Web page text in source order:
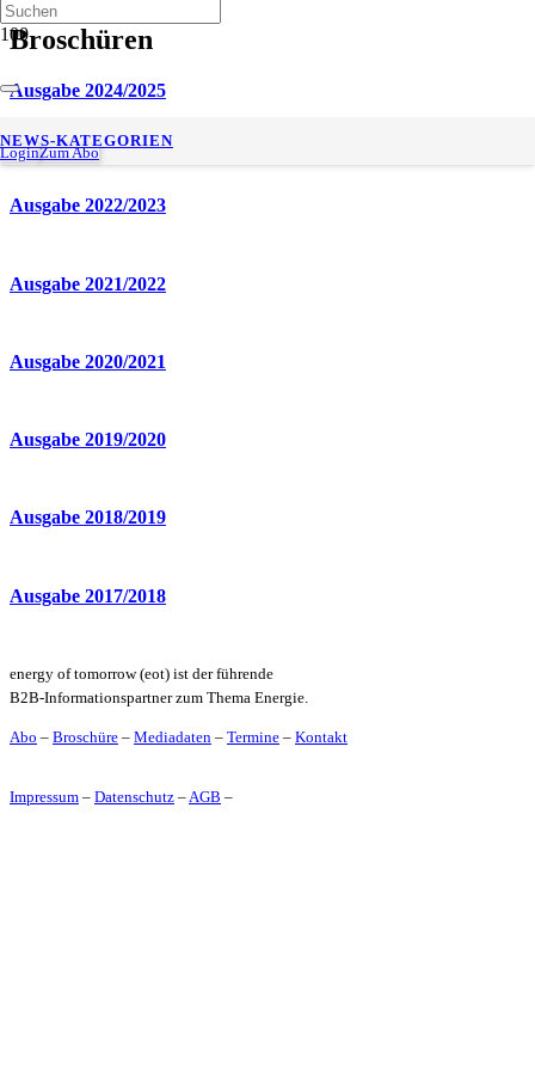
LoginZum Abo
NEWS-KATEGORIEN
Broschüren
Ausgabe 2024/2025
Ausgabe 2022/2023
Ausgabe 2021/2022
Ausgabe 2020/2021
Ausgabe 2019/2020
Ausgabe 2018/2019
Ausgabe 2017/2018
energy of tomorrow (eot) ist der führende
B2B-Informationspartner zum Thema Energie.
Abo – Broschüre – Mediadaten – Termine – Kontakt
Impressum – Datenschutz –AGB –